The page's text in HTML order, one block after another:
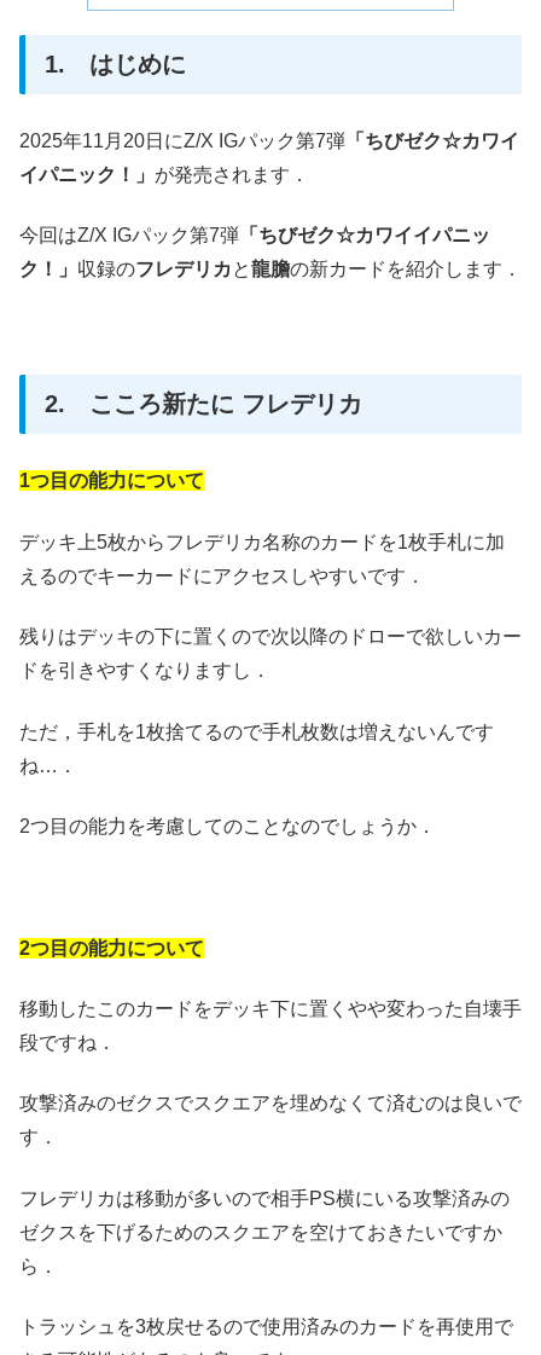
1. はじめに
2025年11月20日にZ/X IGパック第7弾 「ちびゼク☆カワイ
イパニック！」 が発売されます．
今回はZ/X IGパック第7弾 「ちびゼク☆カワイイパニッ
ク！」 収録のフレデリカ と龍膽の新カードを紹介します．
2. こころ新たに フレデリカ
1つ目の能力について
デッキ上5枚からフレデリカ名称のカードを1枚手札に加
えるのでキーカードにアクセスしやすいです．
残りはデッキの下に置くので次以降のドローで欲しいカー
ドを引きやすくなりますし．
ただ，手札を1枚捨てるので手札枚数は増えないんです
ね…．
2つ目の能力を考慮してのことなのでしょうか．
2つ目の能力について
移動したこのカードをデッキ下に置くやや変わった自壊手
段ですね．
攻撃済みのゼクスでスクエアを埋めなくて済むのは良いで
す．
フレデリカは移動が多いので相手PS横にいる攻撃済みの
ゼクスを下げるためのスクエアを空けておきたいですか
ら．
トラッシュを3枚戻せるので使用済みのカードを再使用で